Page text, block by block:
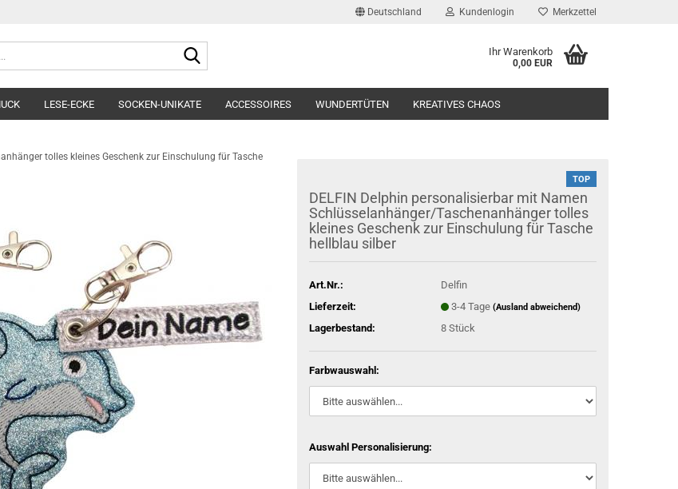
Deutschland
Lieferland
Kundenlogin
Konto erstellen
Merkzettel
Ihr Warenkorb
0,00 EUR
LESE-ECKE SOCKEN-UNIKATE ACCESSOIRES WUNDERTÜTEN KREATIVES CHAOS
tolles kleines Geschenk zur Einschulung für Tasche
TOP
DELFIN Delphin personalisierbar mit Namen
Schlüsselanhänger/Taschenanhänger tolles
kleines Geschenk zur Einschulung für Tasche
hellblau silber
Art.Nr.:
Delfin
Lieferzeit:
3-4 Tage (Ausland abweichend)
Lagerbestand: 8 Stück
Farbwauswahl:
Auswahl Personalisierung: